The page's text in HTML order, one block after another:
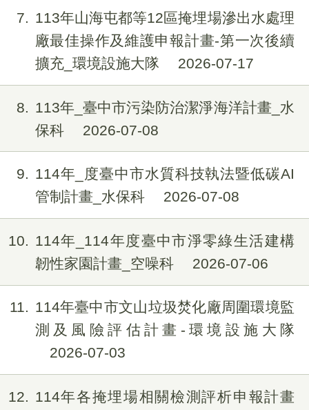
7
113年山海屯都等12區掩埋場滲出水處理
廠最佳操作及維護申報計畫-第一次後續
擴充_環境設施大隊
2026-07-17
8
113年_臺中市污染防治潔淨海洋計畫_水
保科
2026-07-08
9
114年_度臺中市水質科技執法暨低碳AI
管制計畫_水保科
2026-07-08
10
114年_114年度臺中市淨零綠生活建構
韌性家園計畫_空噪科
2026-07-06
11
114年臺中市文山垃圾焚化廠周圍環境監
測及風險評估計畫-環境設施大隊
2026-07-03
12
114年各掩埋場相關檢測評析申報計畫